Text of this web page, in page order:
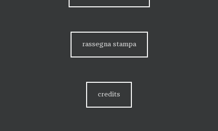
rassegna stampa
credits